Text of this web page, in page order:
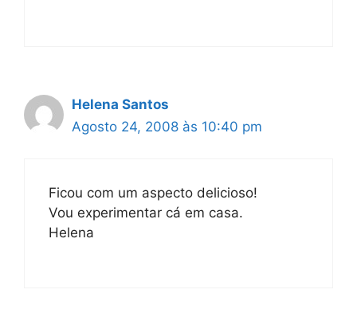
Helena Santos
Agosto 24, 2008 às 10:40 pm
Ficou com um aspecto delicioso!
Vou experimentar cá em casa.
Helena